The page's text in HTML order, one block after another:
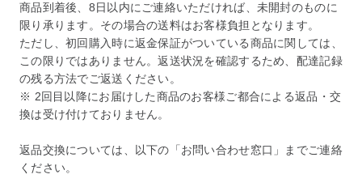
商品到着後、8日以内にご連絡いただければ、未開封のものに
限り承ります。その場合の送料はお客様負担となります。
ただし、初回購入時に返金保証がついている商品に関しては、
この限りではありません。返送状況を確認するため、配達記録
の残る方法でご返送ください。
※ 2回目以降にお届けした商品のお客様ご都合による返品・交
換は受け付けておりません。
返品交換については、以下の「お問い合わせ窓口」までご連絡
ください。